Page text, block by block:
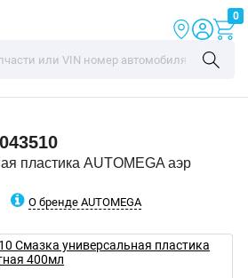
0
пластика AUTOMEGA аэр
О бренде AUTOMEGA